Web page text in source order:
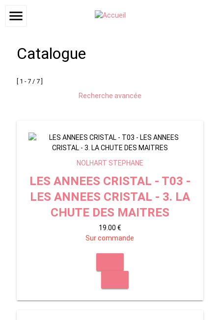
menu
Catalogue
[ 1 - 7 / 7 ]
Recherche avancée
NOLHART STEPHANE
LES ANNEES CRISTAL - T03 -
LES ANNEES CRISTAL - 3. LA
CHUTE DES MAITRES
19.00 €
Sur commande